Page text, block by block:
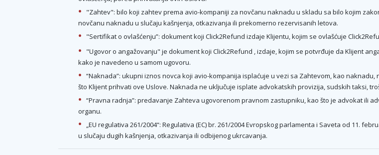
"Zahtev": bilo koji zahtev prema avio-kompaniji za novčanu naknadu u skladu sa bilo kojim
novčanu naknadu u slučaju kašnjenja, otkazivanja ili prekomerno rezervisanih letova.
"Sertifikat o ovlašćenju”: dokument koji Click2Refund izdaje Klijentu, kojim se ovlašćuje
"Ugovor o angažovanju" je dokument koji Click2Refund , izdaje, kojim se potvrđuje da Klijent
kako je navedeno u samom ugovoru.
“Naknada”: ukupni iznos novca koji avio-kompanija isplaćuje u vezi sa Zahtevom, kao
što Klijent prihvati ove Uslove. Naknada ne uključuje isplate advokatskih provizija, sudskih taksi,
“Pravna radnja”: predavanje Zahteva ugovorenom pravnom zastupniku, kao što je advokat ili
organu.
„EU regulativa 261/2004“: Regulativa (EC) br. 261/2004 Evropskog parlamenta i Saveta od 11.
u slučaju dugih kašnjenja, otkazivanja ili odbijenog ukrcavanja.